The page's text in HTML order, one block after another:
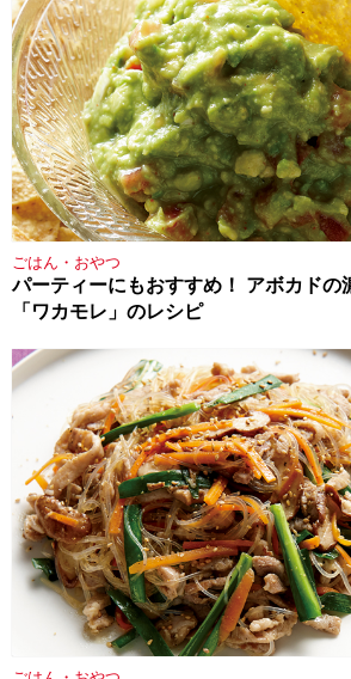
ごはん・おやつ
パーティーにもおすすめ！ アボカドの
「ワカモレ」のレシピ